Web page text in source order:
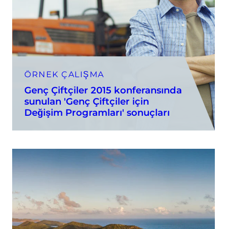
ÖRNEK ÇALIŞMA
Genç Çiftçiler 2015 konferansında
sunulan 'Genç Çiftçiler için
Değişim Programları' sonuçları